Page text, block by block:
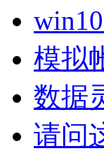
模拟
数据
请问